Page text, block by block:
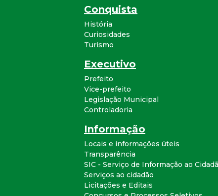
Conquista
História
Curiosidades
Turismo
Executivo
Prefeito
Vice-prefeito
Legislação Municipal
Controladoria
Informação
Locais e informações úteis
Transparência
SIC - Serviço de Informação ao
Serviços ao cidadão
Licitações e Editais